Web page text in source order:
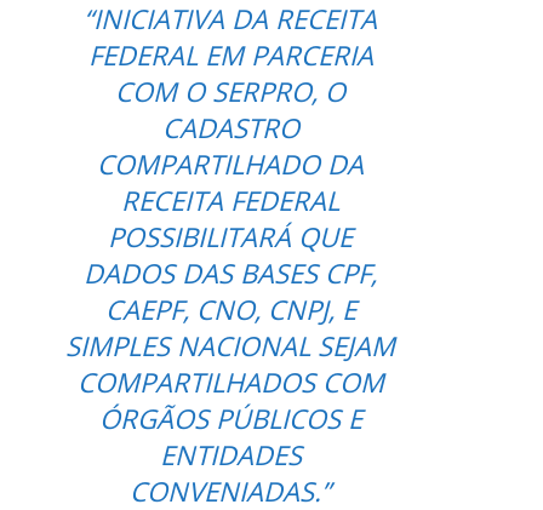
“INICIATIVA DA RECEITA
FEDERAL EM PARCERIA
COM O SERPRO, O
CADASTRO
COMPARTILHADO DA
RECEITA FEDERAL
POSSIBILITARÁ QUE
DADOS DAS BASES CPF,
CAEPF, CNO, CNPJ, E
SIMPLES NACIONAL SEJAM
COMPARTILHADOS COM
ÓRGÃOS PÚBLICOS E
ENTIDADES
CONVENIADAS.”